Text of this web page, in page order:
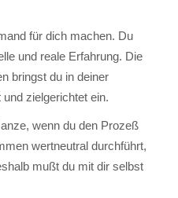
für dich machen. Du
und reale Erfahrung. Die
bringst du in deiner
zielgerichtet ein.
wenn du den Prozeß
wertneutral durchführt,
mußt du mit dir selbst